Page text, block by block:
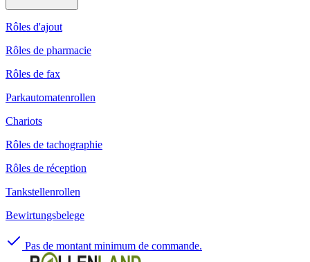
Rôles d'ajout
Rôles de pharmacie
Rôles de fax
Parkautomatenrollen
Chariots
Rôles de tachographie
Rôles de réception
Tankstellenrollen
Bewirtungsbelege
Pas de montant minimum de commande.